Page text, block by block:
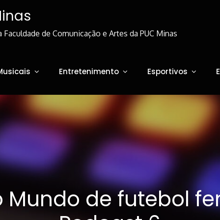
de Comunicação e Artes da PUC Minas
Entretenimento Esportivos
Mundo de futebol